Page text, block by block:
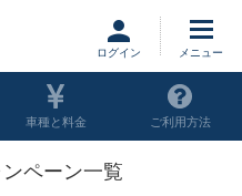
ログイン
車種と料金 ご利用方法
ペーン一覧